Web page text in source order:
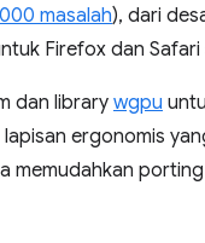
masalah), dari
Firefox dan
dan library wgpu
ergonomis
memudahkan